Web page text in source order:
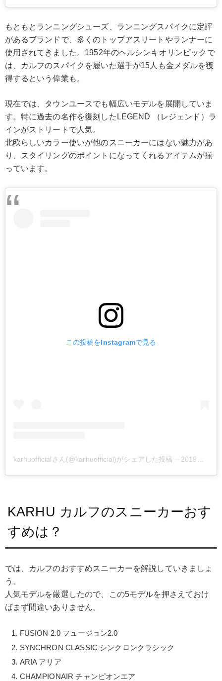
もともとランニングシューズ、ランニングスパイクに定評
があるブランドで、多くのトップアスリートやランナーに
使用されてきました。1952年のヘルシンキオリンピックで
は、カルフのスパイクを履いた選手が15人も金メダルを獲
得するという偉業も。
現在では、タウンユースでも幅広いモデルを展開していま
す。特に過去の名作を復刻したLEGEND （レジェンド）ラ
インがストリートで人気。
北欧らしいカラー使いが他のスニーカーにはない魅力があ
り、スタイリングのポイントになってくれるアイテムが揃
っています。
この投稿をInstagramで見る
karhuofficialさん(@karhuofficial)がシェアした投稿 – 2019年 5月月12日午前11時05分PDT
KARHU カルフのスニーカーおす
すめは？
では、カルフのおすすめスニーカーを解説していきましょ
う。
人気モデルを厳選したので、この5モデルを押さえておけ
ばまず間違いありません。
FUSION 2.0 フュージョン2.0
SYNCHRON CLASSIC シンクロンクラシック
ARIA アリア
CHAMPIONAIR チャンピオンエア